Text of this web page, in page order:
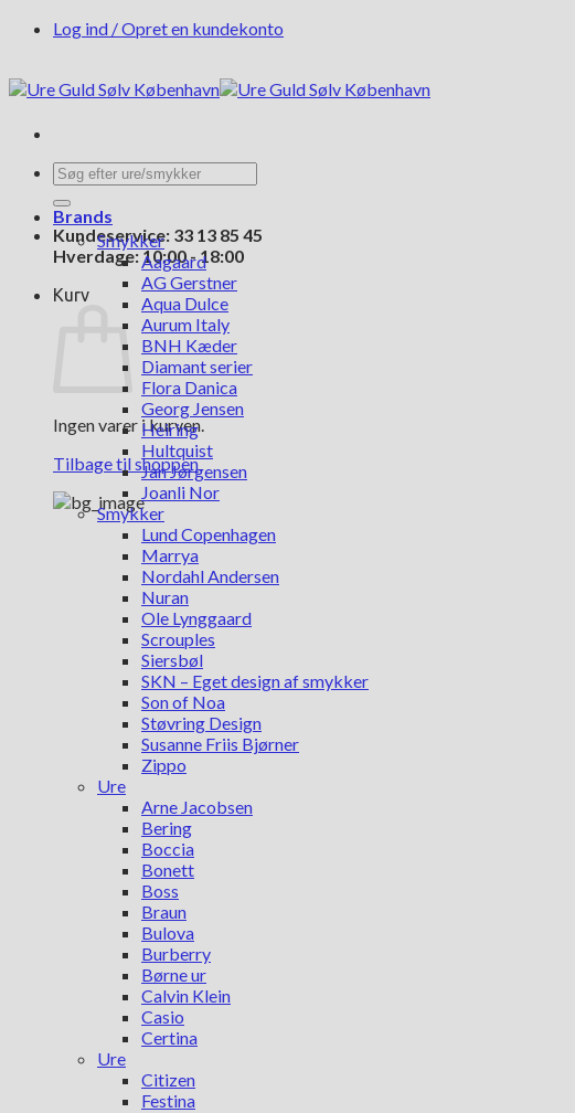
FortsætLog ind / Opret en kundekonto
Søg
efter:
Kundeservice: 33 13 85 45
Hverdage: 10:00 - 18:00
Kurv
Ingen varer i kurven.
Tilbage til shoppen
Brands
Smykker
Aagaard
AG Gerstner
Aqua Dulce
Aurum Italy
BNH Kæder
Diamant serier
Flora Danica
Georg Jensen
Heiring
Hultquist
Jan Jørgensen
Joanli Nor
Smykker
Lund Copenhagen
Marrya
Nordahl Andersen
Nuran
Ole Lynggaard
Scrouples
Siersbøl
SKN – Eget design af smykker
Son of Noa
Støvring Design
Susanne Friis Bjørner
Zippo
Ure
Arne Jacobsen
Bering
Boccia
Bonett
Boss
Braun
Bulova
Burberry
Børne ur
Calvin Klein
Casio
Certina
Ure
Citizen
Festina